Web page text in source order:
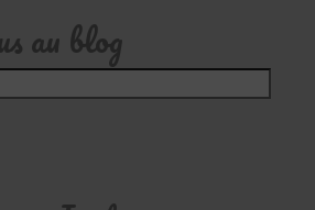
au blog